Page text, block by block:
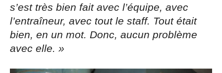
s’est très bien fait avec l’équipe, avec
l’entraîneur, avec tout le staff. Tout était
bien, en un mot. Donc, aucun problème
avec elle. »